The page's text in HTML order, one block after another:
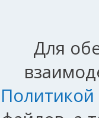
Для